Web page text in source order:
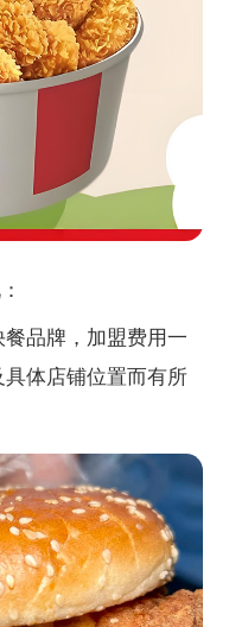
品牌，加盟费用一
体店铺位置而有所